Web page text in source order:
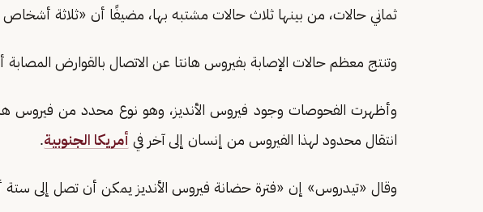
ثماني حالات، من بينها ثلاث حالات مشتبه بها، مضيفًا أن «ثلاثة
وتنتج معظم حالات الإصابة بفيروس هانتا عن الاتصال بالقوارض المصابة
وأظهرت الفحوصات وجود فيروس الأنديز، وهو نوع محدد من فيروس
انتقال محدود لهذا الفيروس من إنسان إلى آخر في أمريكا الجنوبية.
وقال «تيدروس» إن «فترة حضانة فيروس الأنديز يمكن أن تصل إلى ستة